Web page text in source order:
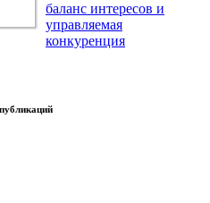
баланс интересов и
управляемая
конкуренция